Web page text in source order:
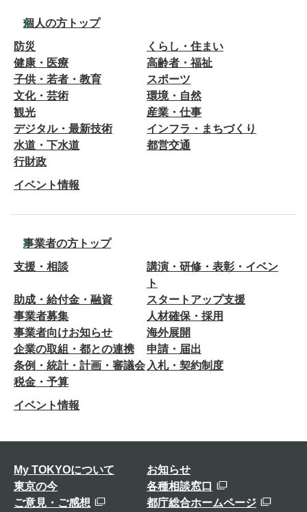
個人の方トップ
防災
くらし・住まい
健康・医療
高齢者・福祉
子供・若者・教育
スポーツ
文化・芸術
環境・自然
観光
産業・仕事
デジタル・最新技術
インフラ・まちづくり
水道・下水道
都営交通
行財政
イベント情報
事業者の方トップ
支援・相談
講演・研修・表彰・イベン
ト
助成・給付金・融資
スタートアップ支援
事業者募集
人材確保・採用
事業者向けお知らせ
海外展開
企業の取組・都との連携
申請・届出
条例・統計・計画・審議会 入札・契約制度
税金・予算
イベント情報
My TOKYOについて
お知らせ
東京の今
各種相談窓口
ご意見・ご感想
都庁総合ホームページ